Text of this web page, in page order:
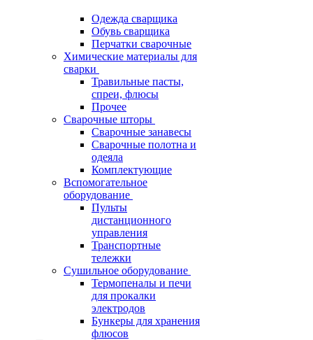
Одежда сварщика
Обувь сварщика
Перчатки сварочные
Химические материалы для
сварки
Травильные пасты,
спреи, флюсы
Прочее
Сварочные шторы
Сварочные занавесы
Сварочные полотна и
одеяла
Комплектующие
Вспомогательное
оборудование
Пульты
дистанционного
управления
Транспортные
тележки
Сушильное оборудование
Термопеналы и печи
для прокалки
электродов
Бункеры для хранения
флюсов